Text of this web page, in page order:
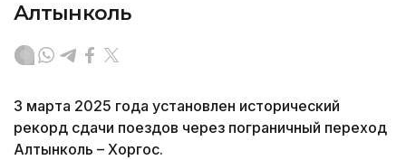
Алтынколь
3 марта 2025 года установлен исторический
рекорд сдачи поездов через пограничный переход
Алтынколь – Хоргос.